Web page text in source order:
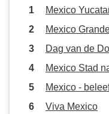
Mexico
Mexico
Dag van de
Mexico Stad
Mexico -
Viva Mexico